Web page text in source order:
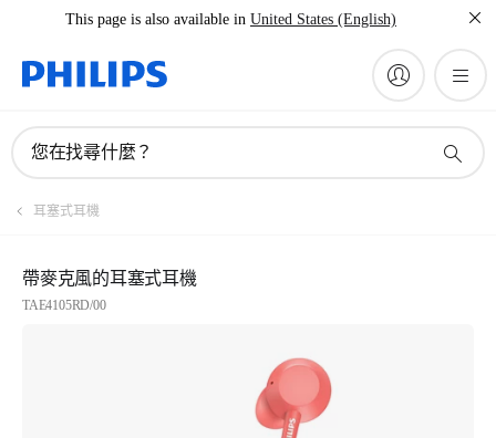
This page is also available in United States (English)
您在找尋什麼？
耳塞式耳機
帶麥克風的耳塞式耳機
TAE4105RD/00